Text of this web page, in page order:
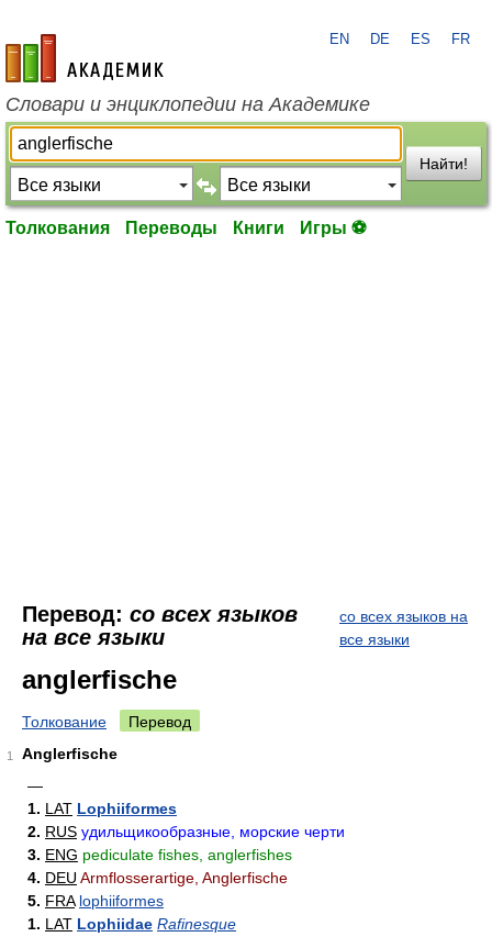
academic.ru
EN DE ES FR
Словари и энциклопедии на Академике
Найти!
Толкования Переводы Книги Игры ⚽
Перевод: со всех языков
на все языки
со всех языков на
все языки
anglerfische
Толкование Перевод
1
Anglerfische
—
1. LAT Lophiiformes
2. RUS удильщикообразные, морские черти
3. ENG pediculate fishes, anglerfishes
4. DEU Armflosserartige, Anglerfische
5. FRA lophiiformes
1. LAT Lophiidae Rafinesque